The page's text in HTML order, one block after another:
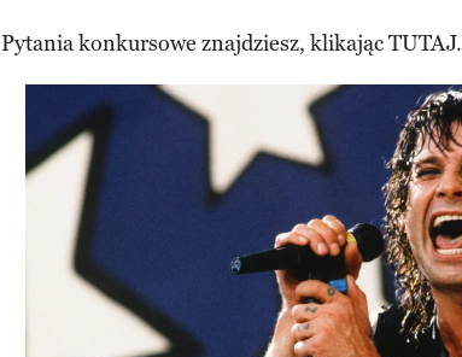
Pytania konkursowe znajdziesz, klikając TUTAJ.